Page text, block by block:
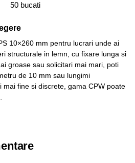
50 bucati
10×260 mm pentru lucrari unde ai
structurale in lemn, cu fixare lunga si
groase sau solicitari mai mari, poti
de 10 mm sau lungimi
fine si discrete, gama CPW poate